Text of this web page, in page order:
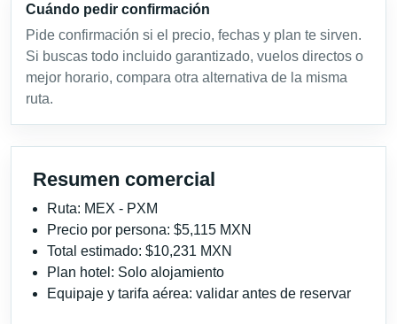
Cuándo pedir confirmación
Pide confirmación si el precio, fechas y plan te sirven.
Si buscas todo incluido garantizado, vuelos directos o
mejor horario, compara otra alternativa de la misma
ruta.
Resumen comercial
Ruta: MEX - PXM
Precio por persona: $5,115 MXN
Total estimado: $10,231 MXN
Plan hotel: Solo alojamiento
Equipaje y tarifa aérea: validar antes de reservar